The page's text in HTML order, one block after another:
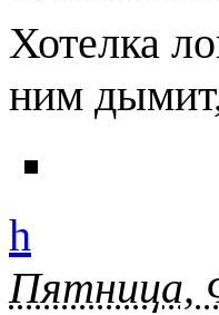
Хотелка
ним
h
Пятница,